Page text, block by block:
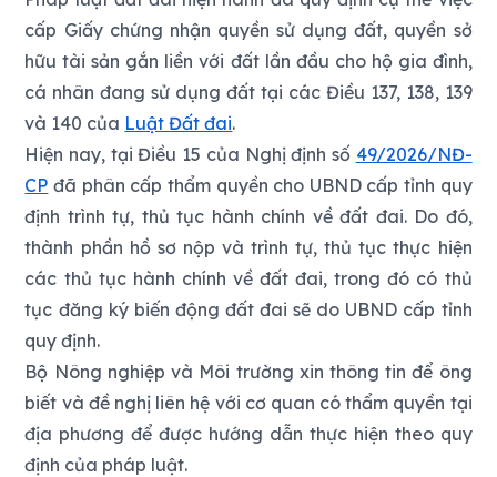
cấp Giấy chứng nhận quyền sử dụng đất, quyền sở
hữu tài sản gắn liền với đất lần đầu cho hộ gia đình,
cá nhân đang sử dụng đất tại các Điều 137, 138, 139
và 140 của Luật Đất đai.
Hiện nay, tại Điều 15 của Nghị định số 49/2026/NĐ-
CP đã phân cấp thẩm quyền cho UBND cấp tỉnh quy
định trình tự, thủ tục hành chính về đất đai. Do đó,
thành phần hồ sơ nộp và trình tự, thủ tục thực hiện
các thủ tục hành chính về đất đai, trong đó có thủ
tục đăng ký biến động đất đai sẽ do UBND cấp tỉnh
quy định.
Bộ Nông nghiệp và Môi trường xin thông tin để ông
biết và đề nghị liên hệ với cơ quan có thẩm quyền tại
địa phương để được hướng dẫn thực hiện theo quy
định của pháp luật.